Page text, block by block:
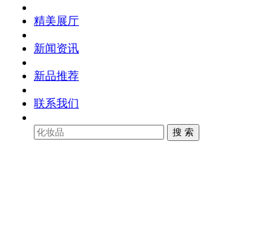
精美展厅
新闻资讯
新品推荐
联系我们